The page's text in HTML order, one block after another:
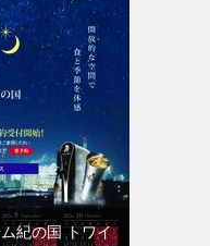
紀の国 トワイ